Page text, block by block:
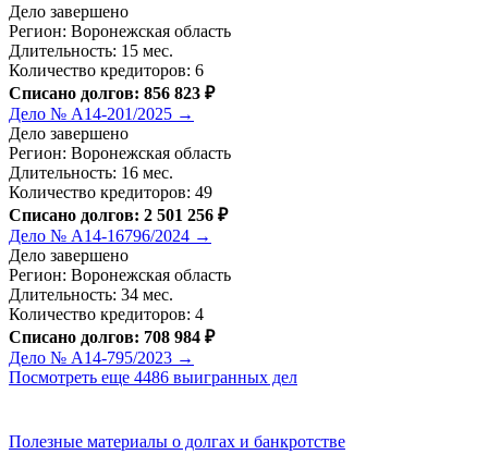
Дело завершено
Регион: Воронежская область
Длительность: 15 мес.
Количество кредиторов: 6
Списано долгов: 856 823 ₽
Дело № А14-201/2025 →
Дело завершено
Регион: Воронежская область
Длительность: 16 мес.
Количество кредиторов: 49
Списано долгов: 2 501 256 ₽
Дело № А14-16796/2024 →
Дело завершено
Регион: Воронежская область
Длительность: 34 мес.
Количество кредиторов: 4
Списано долгов: 708 984 ₽
Дело № А14-795/2023 →
Посмотреть еще 4486 выигранных дел
Полезные материалы о долгах и банкротстве